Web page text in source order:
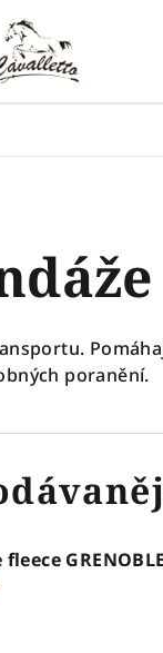
poranění.
GRENOBLE